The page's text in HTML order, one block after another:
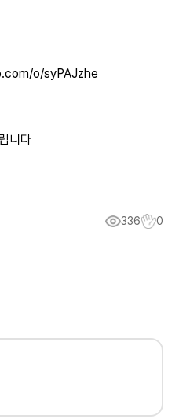
o/syPAJzhe
니다
336 0